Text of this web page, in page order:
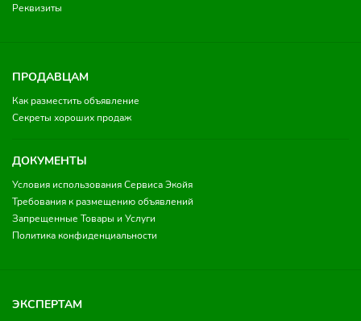
Реквизиты
ПРОДАВЦАМ
Как разместить объявление
Секреты хороших продаж
ДОКУМЕНТЫ
Условия использования Сервиса Экойя
Требования к размещению объявлений
Запрещенные Товары и Услуги
Политика конфиденциальности
ЭКСПЕРТАМ